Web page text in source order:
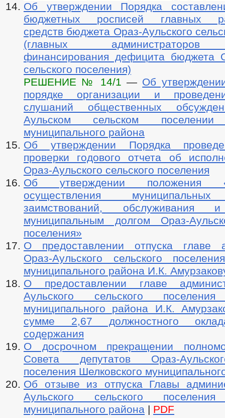
Об утверждении Порядка
бюджетных росписей главных
средств бюджета Ораз-Аульского
(главных администраторов
финансирования дефицита бюджета
сельского поселения)
РЕШЕНИЕ № 14/1 — Об
порядке организации и
слушаний общественных
Аульском сельском поселении
муниципального района
Об утверждении Порядка
проверки годового отчета об
Ораз-Аульского сельского поселения
Об утверждении положения
осуществления муниципальных
заимствований, обслуживания
муниципальным долгом Ораз-
поселения»
О предоставлении отпуска главе
Ораз-Аульского сельского
муниципального района И.К.
О предоставлении главе
Аульского сельского поселения
муниципального района И.К.
сумме 2,67 должностного
содержания
О досрочном прекращении
Совета депутатов Ораз-
поселения Шелковского
Об отзыве из отпуска Главы
Аульского сельского поселения
муниципального района | PDF